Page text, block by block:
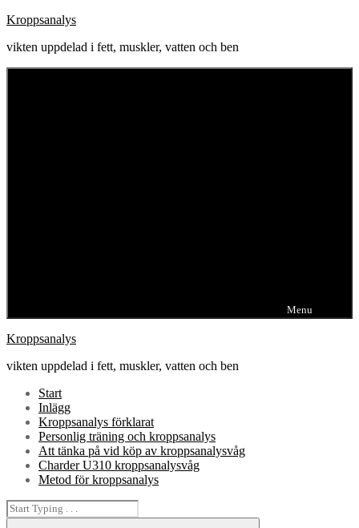
Skip
content
Kroppsanalys
vikten uppdelad i fett, muskler, vatten och ben
Menu
Kroppsanalys
vikten uppdelad i fett, muskler, vatten och ben
Start
Inlägg
Kroppsanalys förklarat
Personlig träning och kroppsanalys
Att tänka på vid köp av kroppsanalysvåg
Charder U310 kroppsanalysvåg
Metod för kroppsanalys
Search
for: